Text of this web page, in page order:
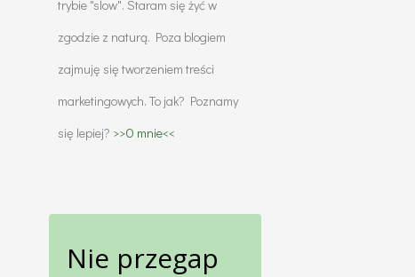
trybie "slow". Staram się żyć w
zgodzie z naturą. Poza blogiem
zajmuję się tworzeniem treści
marketingowych. To jak? Poznamy
się lepiej? >>O mnie<<
Nie przegap